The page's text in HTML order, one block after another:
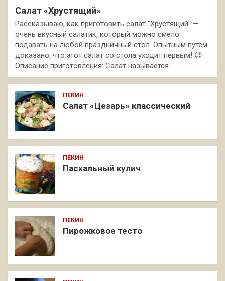
Салат «Хрустящий»
Рассказываю, как приготовить салат "Хрустящий" —
очень вкусный салатик, который можно смело
подавать на любой праздничный стол. Опытным путем
доказано, что этот салат со стола уходит первым! 😉
Описание приготовления: Салат называется…
ПЕКИН
Салат «Цезарь» классический
ПЕКИН
Пасхальный кулич
ПЕКИН
Пирожковое тесто